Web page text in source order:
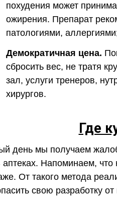
похудения может
ожирения. Препарат
патологиями,
Демократичная цена.
сбросить вес, не тратя
зал, услуги тренеров,
хирургов.
Где
день мы получаем
аптеках. Напоминаем, что
От такого метода
свою разработку